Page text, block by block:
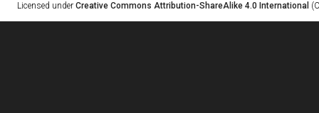
Licensed under Creative Commons Attribution-ShareAlike 4.0 International